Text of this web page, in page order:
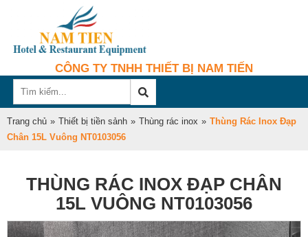
CÔNG TY TNHH THIẾT BỊ NAM TIẾN
Trang chủ » Thiết bị tiền sảnh » Thùng rác inox » Thùng Rác Inox Đạp
Chân 15L Vuông NT0103056
THÙNG RÁC INOX ĐẠP CHÂN
15L VUÔNG NT0103056